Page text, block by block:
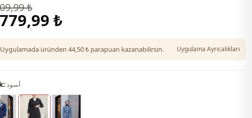
₺
₺
Uygulamada üründen 44,50 ₺ parapuan kazanabilirsin. Uygulama Ayrıcalıkları
أسود